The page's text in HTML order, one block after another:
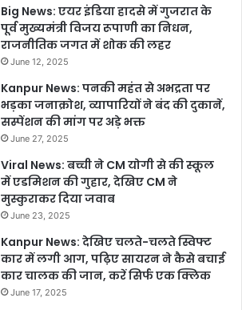
Big News: एयर इंडिया हादसे में गुजरात के
पूर्व मुख्यमंत्री विजय रूपाणी का निधन,
राजनीतिक जगत में शोक की लहर
June 12, 2025
Kanpur News: पनकी महंत से अभद्रता पर
भड़का जनाक्रोश, व्यापारियों ने बंद की दुकानें,
सस्पेंशन की मांग पर अड़े भक्त
June 27, 2025
Viral News: बच्ची ने CM योगी से की स्कूल
में एडमिशन की गुहार, देखिए CM ने
मुस्कुराकर दिया जवाब
June 23, 2025
Kanpur News: देखिए चलते-चलते स्विफ्ट
कार में लगी आग, पढ़िए सायरन ने कैसे बचाई
कार चालक की जान, करें सिर्फ एक क्लिक
June 17, 2025